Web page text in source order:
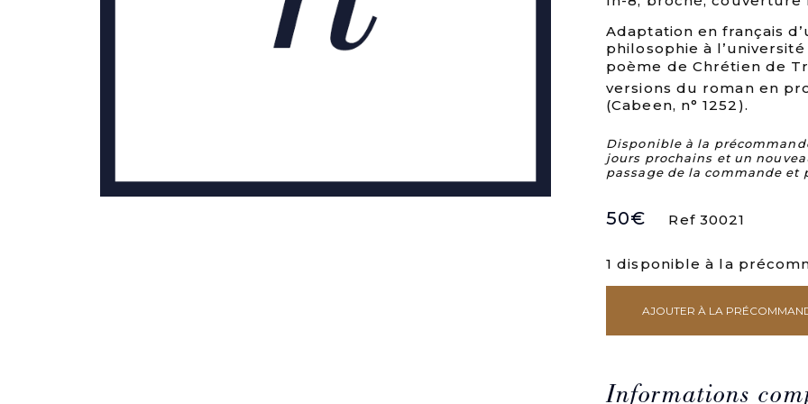
Adaptation en français
philosophie à
poème de Chrétien de
versions du roman en
(Cabeen, n° 1252).
Disponible à la
jours prochains et un
passage de la commande et
50€ Ref 30021
1 disponible à la
quantité
de
en
AJOUTER À LA
Informations